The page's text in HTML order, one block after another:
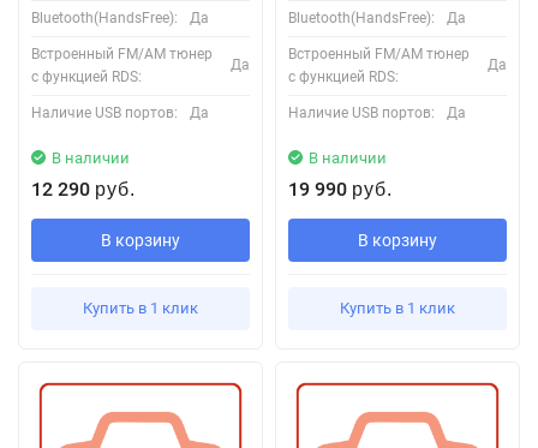
Bluetooth(HandsFree): Да
Встроенный FM/AM тюнер
с функцией RDS:
Да
Наличие USB портов: Да
В наличии
12 290 руб.
В корзину
Купить в 1 клик
Bluetooth(HandsFree): Да
Встроенный FM/AM тюнер
с функцией RDS:
Да
Наличие USB портов: Да
В наличии
19 990 руб.
В корзину
Купить в 1 клик